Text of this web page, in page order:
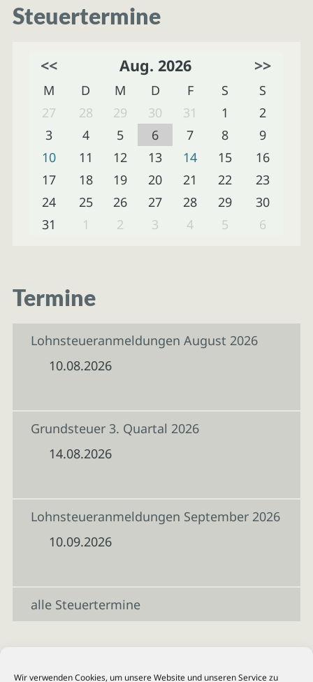
Wir verwenden Cookies, um unsere Website und unseren Service zu
Steuertermine
<< Aug. 2026 >>
M D M D F S
S
27
28 29 30 31 1
2
3
4 5 6 7 8
9
10
11 12 13 14 15
16
17
18 19 20 21 22
23
24
25 26 27 28 29
30
31
1 2 3 4 5 6
Termine
Lohnsteueranmeldungen August 2026
10.08.2026
Grundsteuer 3. Quartal 2026
14.08.2026
Lohnsteueranmeldungen September 2026
10.09.2026
alle Steuertermine